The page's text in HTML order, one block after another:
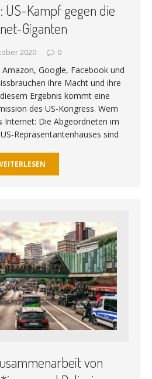
US-Kampf gegen die
Giganten
2020 0
Google, Facebook und
ihre Macht und ihre
Ergebnis kommt eine
des US-Kongress. Wem
Internet: Die Abgeordneten im
Repräsentantenhauses sind
von